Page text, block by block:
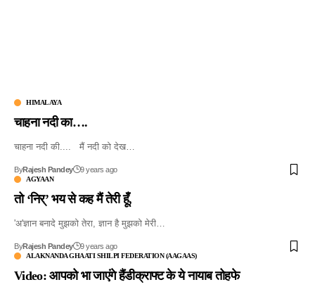
HIMALAYA
चाहना नदी का….
चाहना नदी की.... मैं नदी को देख…
ByRajesh Pandey 9 years ago
AGYAAN
तो ‘निर्’ भय से कह मैं तेरी हूँ,
'अ'ज्ञान बनादे मुझको तेरा, ज्ञान है मुझको मेरी…
ByRajesh Pandey 9 years ago
ALAKNANDA GHAATI SHILPI FEDERATION (AAGAAS)
Video: आपको भा जाएंगे हैंडीक्राफ्ट के ये नायाब तोहफे